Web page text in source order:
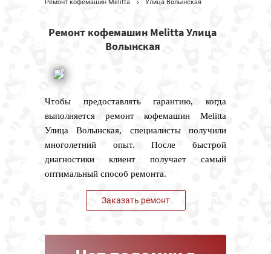
МОДЕЛИ MELITTA
НАШИ КОНТАКТЫ
Ремонт кофемашин Melitta Улица Волынская
Ремонт кофемашин Melitta Улица
Волынская
Чтобы предоставлять гарантию, когда
выполняется ремонт кофемашин Melitta
Улица Волынская, специалисты получили
многолетний опыт. После быстрой
диагностики клиент получает самый
оптимальный способ ремонта.
Заказать ремонт